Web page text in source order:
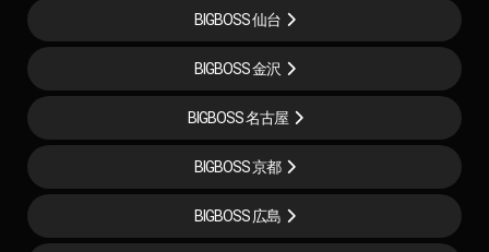
BIGBOSS 仙台
BIGBOSS 金沢
BIGBOSS 名古屋
BIGBOSS 京都
BIGBOSS 広島